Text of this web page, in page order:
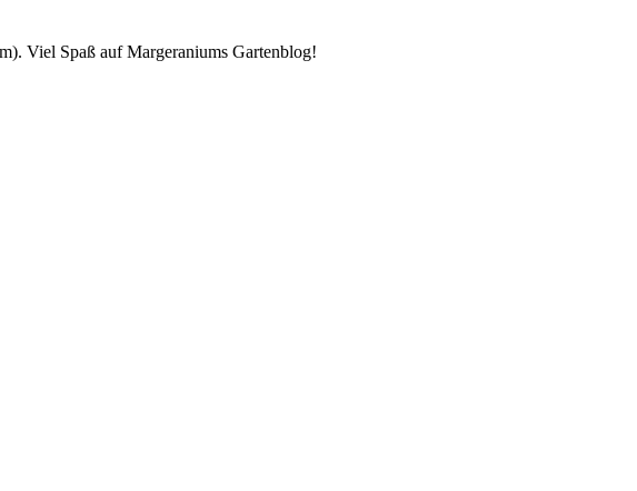
Viel Spaß auf Margeraniums Gartenblog!